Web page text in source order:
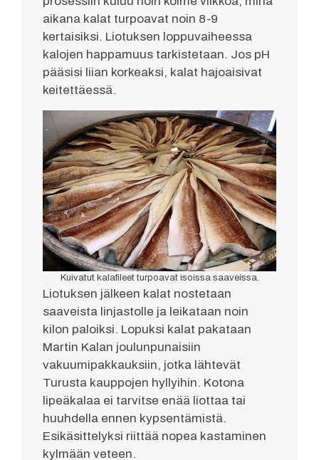
aikana kalat turpoavat noin 8-9
kertaisiksi. Liotuksen loppuvaiheessa
kalojen happamuus tarkistetaan. Jos pH
pääsisi liian korkeaksi, kalat hajoaisivat
keitettäessä.
Kuivatut kalafileet turpoavat isoissa saaveissa.
Liotuksen jälkeen kalat nostetaan
saaveista linjastolle ja leikataan noin
kilon paloiksi. Lopuksi kalat pakataan
Martin Kalan joulunpunaisiin
vakuumipakkauksiin, jotka lähtevät
Turusta kauppojen hyllyihin. Kotona
lipeäkalaa ei tarvitse enää liottaa tai
huuhdella ennen kypsentämistä.
Esikäsittelyksi riittää nopea kastaminen
kylmään veteen.